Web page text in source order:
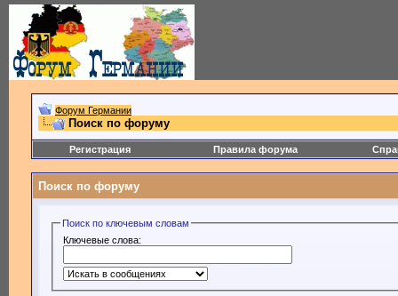
Форум Германии
Поиск по форуму
Регистрация Правила форума
Поиск по форуму
Поиск по ключевым словам
Ключевые слова: